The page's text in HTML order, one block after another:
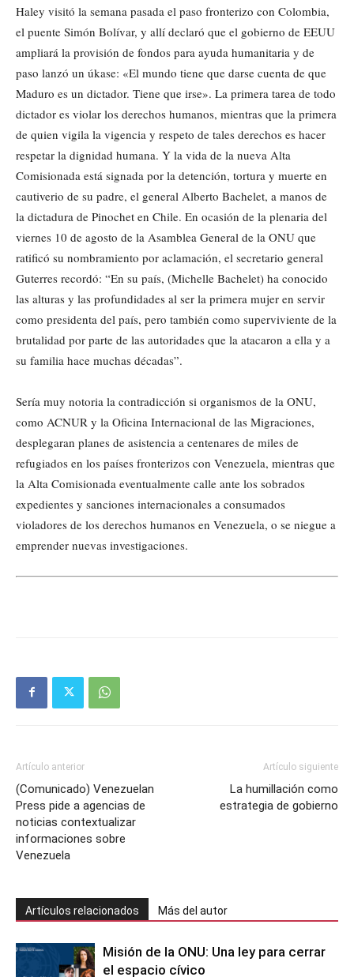
Haley visitó la semana pasada el paso fronterizo con Colombia,
el puente Simón Bolívar, y allí declaró que el gobierno de EEUU
ampliará la provisión de fondos para ayuda humanitaria y de
paso lanzó un úkase: «El mundo tiene que darse cuenta de que
Maduro es un dictador. Tiene que irse». La primera tarea de todo
dictador es violar los derechos humanos, mientras que la primera
de quien vigila la vigencia y respeto de tales derechos es hacer
respetar la dignidad humana. Y la vida de la nueva Alta
Comisionada está signada por la detención, tortura y muerte en
cautiverio de su padre, el general Alberto Bachelet, a manos de
la dictadura de Pinochet en Chile. En ocasión de la plenaria del
viernes 10 de agosto de la Asamblea General de la ONU que
ratificó su nombramiento por aclamación, el secretario general
Guterres recordó: “En su país, (Michelle Bachelet) ha conocido
las alturas y las profundidades al ser la primera mujer en servir
como presidenta del país, pero también como superviviente de la
brutalidad por parte de las autoridades que la atacaron a ella y a
su familia hace muchas décadas”.
Sería muy notoria la contradicción si organismos de la ONU,
como ACNUR y la Oficina Internacional de las Migraciones,
desplegaran planes de asistencia a centenares de miles de
refugiados en los países fronterizos con Venezuela, mientras que
la Alta Comisionada eventualmente calle ante los sobrados
expedientes y sanciones internacionales a consumados
violadores de los derechos humanos en Venezuela, o se niegue a
emprender nuevas investigaciones.
Artículo anterior
(Comunicado) Venezuelan
Press pide a agencias de
noticias contextualizar
informaciones sobre
Venezuela
Artículo siguiente
La humillación como
estrategia de gobierno
Artículos relacionados Más del autor
Misión de la ONU: Una ley para cerrar
el espacio cívico